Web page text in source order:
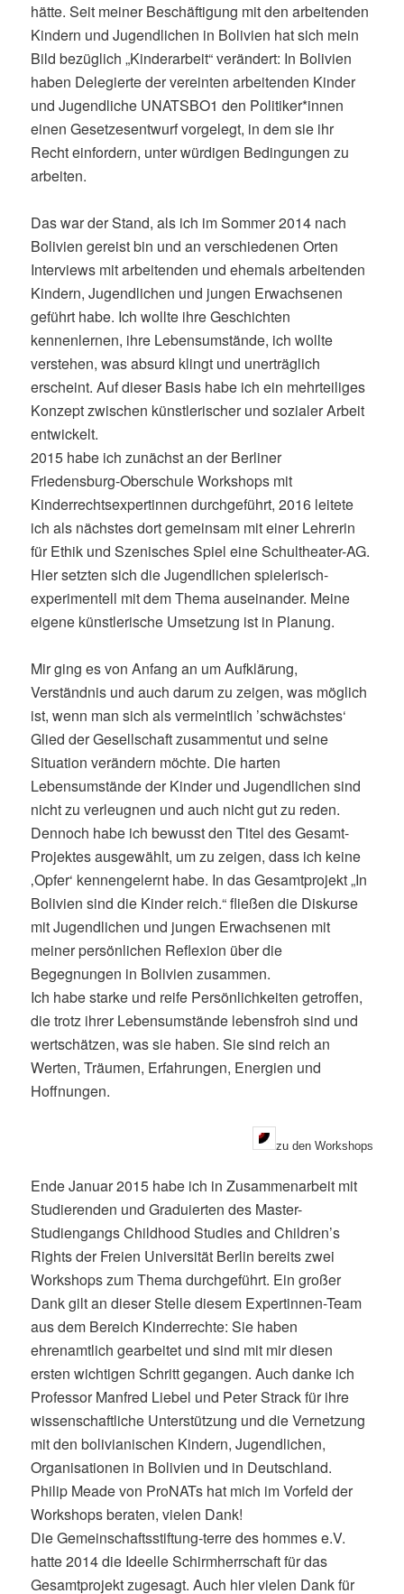
hätte. Seit meiner Beschäftigung mit den arbeitenden
Kindern und Jugendlichen in Bolivien hat sich mein
Bild bezüglich „Kinderarbeit“ verändert: In Bolivien
haben Delegierte der vereinten arbeitenden Kinder
und Jugendliche UNATSBO1 den Politiker*innen
einen Gesetzesentwurf vorgelegt, in dem sie ihr
Recht einfordern, unter würdigen Bedingungen zu
arbeiten.
Das war der Stand, als ich im Sommer 2014 nach
Bolivien gereist bin und an verschiedenen Orten
Interviews mit arbeitenden und ehemals arbeitenden
Kindern, Jugendlichen und jungen Erwachsenen
geführt habe. Ich wollte ihre Geschichten
kennenlernen, ihre Lebensumstände, ich wollte
verstehen, was absurd klingt und unerträglich
erscheint. Auf dieser Basis habe ich ein mehrteiliges
Konzept zwischen künstlerischer und sozialer Arbeit
entwickelt.
2015 habe ich zunächst an der Berliner
Friedensburg-Oberschule Workshops mit
Kinderrechtsexpertinnen durchgeführt, 2016 leitete
ich als nächstes dort gemeinsam mit einer Lehrerin
für Ethik und Szenisches Spiel eine Schultheater-AG.
Hier setzten sich die Jugendlichen spielerisch-
experimentell mit dem Thema auseinander. Meine
eigene künstlerische Umsetzung ist in Planung.
Mir ging es von Anfang an um Aufklärung,
Verständnis und auch darum zu zeigen, was möglich
ist, wenn man sich als vermeintlich ’schwächstes‘
Glied der Gesellschaft zusammentut und seine
Situation verändern möchte. Die harten
Lebensumstände der Kinder und Jugendlichen sind
nicht zu verleugnen und auch nicht gut zu reden.
Dennoch habe ich bewusst den Titel des Gesamt-
Projektes ausgewählt, um zu zeigen, dass ich keine
‚Opfer‘ kennengelernt habe. In das Gesamtprojekt „In
Bolivien sind die Kinder reich.“ fließen die Diskurse
mit Jugendlichen und jungen Erwachsenen mit
meiner persönlichen Reflexion über die
Begegnungen in Bolivien zusammen.
Ich habe starke und reife Persönlichkeiten getroffen,
die trotz ihrer Lebensumstände lebensfroh sind und
wertschätzen, was sie haben. Sie sind reich an
Werten, Träumen, Erfahrungen, Energien und
Hoffnungen.
zu den Workshops
Ende Januar 2015 habe ich in Zusammenarbeit mit
Studierenden und Graduierten des Master-
Studiengangs Childhood Studies and Children’s
Rights der Freien Universität Berlin bereits zwei
Workshops zum Thema durchgeführt. Ein großer
Dank gilt an dieser Stelle diesem Expertinnen-Team
aus dem Bereich Kinderrechte: Sie haben
ehrenamtlich gearbeitet und sind mit mir diesen
ersten wichtigen Schritt gegangen. Auch danke ich
Professor Manfred Liebel und Peter Strack für ihre
wissenschaftliche Unterstützung und die Vernetzung
mit den bolivianischen Kindern, Jugendlichen,
Organisationen in Bolivien und in Deutschland.
Philip Meade von ProNATs hat mich im Vorfeld der
Workshops beraten, vielen Dank!
Die Gemeinschaftsstiftung-terre des hommes e.V.
hatte 2014 die Ideelle Schirmherrschaft für das
Gesamtprojekt zugesagt. Auch hier vielen Dank für